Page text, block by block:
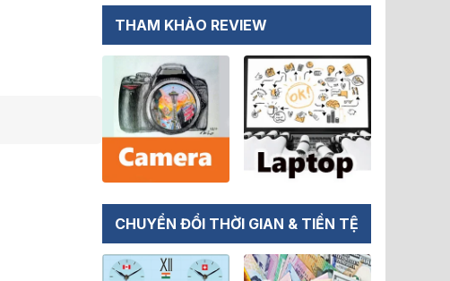
THAM KHẢO REVIEW
CHUYỂN ĐỔI THỜI GIAN & TIỀN TỆ